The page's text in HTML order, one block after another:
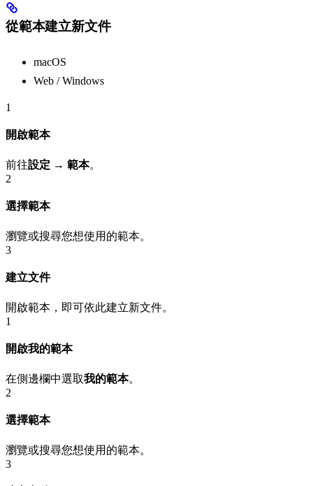
從範本建立新文件
macOS
Web / Windows
1
開啟範本
前往設定 → 範本。
2
選擇範本
瀏覽或搜尋您想使用的範本。
3
建立文件
開啟範本，即可依此建立新文件。
1
開啟我的範本
在側邊欄中選取我的範本。
2
選擇範本
瀏覽或搜尋您想使用的範本。
3